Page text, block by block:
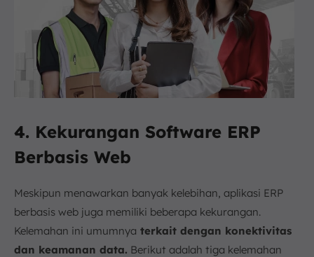
4. Kekurangan Software ERP
Berbasis Web
Meskipun menawarkan banyak kelebihan, aplikasi ERP
berbasis web juga memiliki beberapa kekurangan.
Kelemahan ini umumnya terkait dengan konektivitas
dan keamanan data. Berikut adalah tiga kelemahan